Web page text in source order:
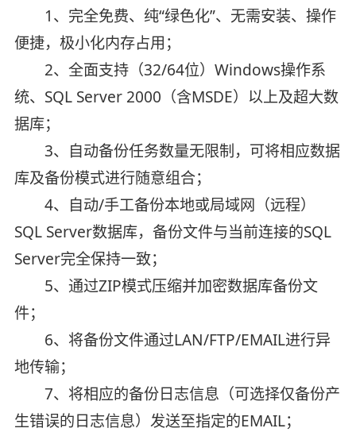
1、完全免费、纯“绿色化”、无需安装、操作
便捷，极小化内存占用；
2、全面支持（32/64位）Windows操作系
统、SQL Server 2000（含MSDE）以上及超大数
据库；
3、自动备份任务数量无限制，可将相应数据
库及备份模式进行随意组合；
4、自动/手工备份本地或局域网（远程）
SQL Server数据库，备份文件与当前连接的SQL
Server完全保持一致；
5、通过ZIP模式压缩并加密数据库备份文
件；
6、将备份文件通过LAN/FTP/EMAIL进行异
地传输；
7、将相应的备份日志信息（可选择仅备份产
生错误的日志信息）发送至指定的EMAIL；